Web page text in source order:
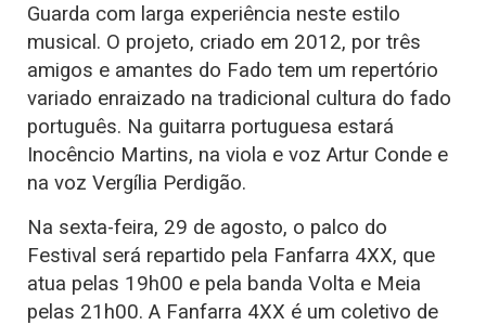
Guarda com larga experiência neste estilo
musical. O projeto, criado em 2012, por três
amigos e amantes do Fado tem um repertório
variado enraizado na tradicional cultura do fado
português. Na guitarra portuguesa estará
Inocêncio Martins, na viola e voz Artur Conde e
na voz Vergília Perdigão.
Na sexta-feira, 29 de agosto, o palco do
Festival será repartido pela Fanfarra 4XX, que
atua pelas 19h00 e pela banda Volta e Meia
pelas 21h00. A Fanfarra 4XX é um coletivo de